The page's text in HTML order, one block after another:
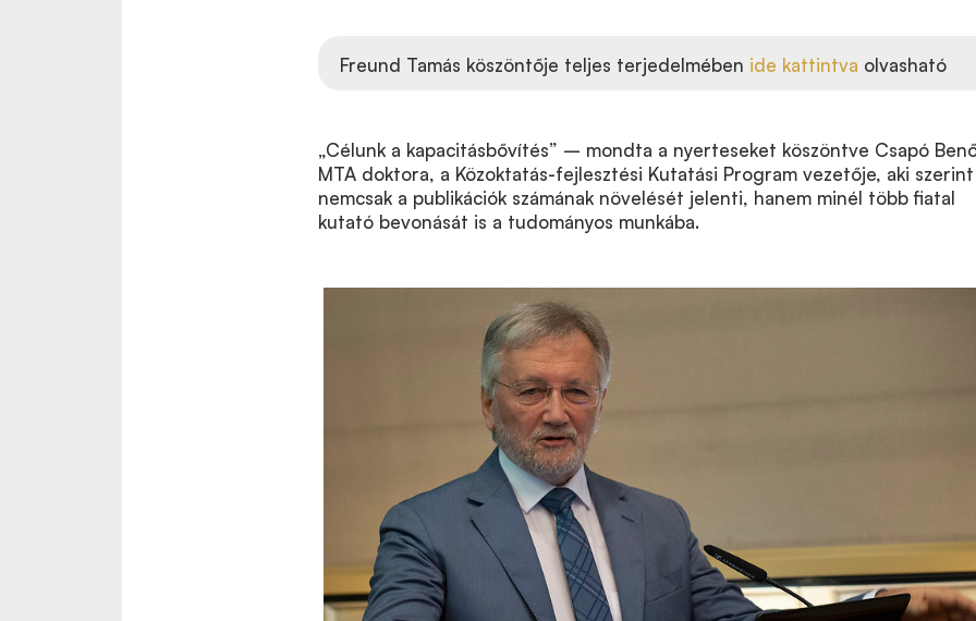
Freund Tamás köszöntője teljes terjedelmében ide kattintva olvasható
„Célunk a kapacitásbővítés” – mondta a nyerteseket köszöntve Csapó
MTA doktora, a Közoktatás-fejlesztési Kutatási Program vezetője, aki
nemcsak a publikációk számának növelését jelenti, hanem minél több fiatal
kutató bevonását is a tudományos munkába.